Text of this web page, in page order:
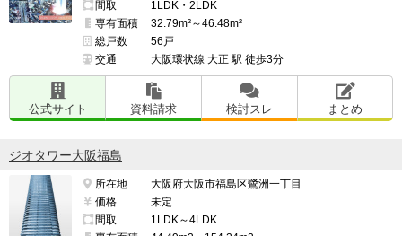
間取
1LDK・2LDK
専有面積
32.79m²～46.48m²
総戸数
56戸
交通
大阪環状線 大正 駅 徒歩3分
公式サイト 資料請求 検討スレ まとめ
ジオタワー大阪福島
所在地
大阪府大阪市福島区鷺洲一丁目
価格
未定
間取
1LDK～4LDK